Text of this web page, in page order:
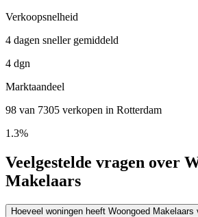
Verkoopsnelheid
4 dagen sneller gemiddeld
4 dgn
Marktaandeel
98 van 7305 verkopen in Rotterdam
1.3%
Veelgestelde vragen over
Makelaars
Hoeveel woningen heeft Woongoed Makelaars